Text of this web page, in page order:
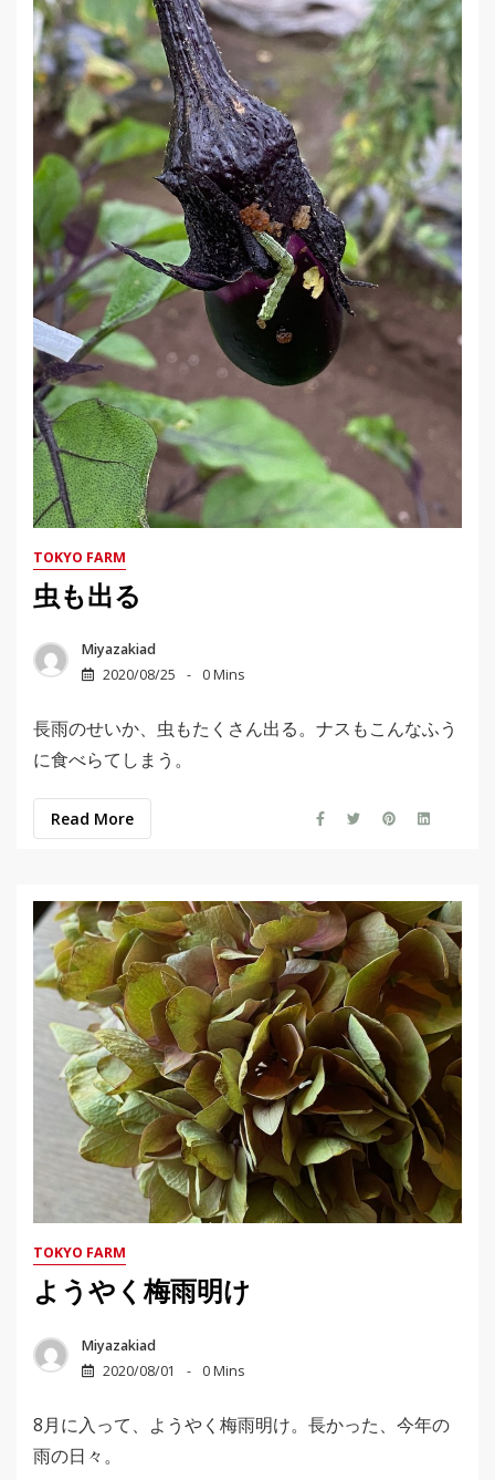
TOKYO FARM
虫も出る
Miyazakiad
2020/08/25
0 Mins
長雨のせいか、虫もたくさん出る。ナスもこんなふう
に食べらてしまう。
Read More
TOKYO FARM
ようやく梅雨明け
Miyazakiad
2020/08/01
0 Mins
8月に入って、ようやく梅雨明け。長かった、今年の
雨の日々。